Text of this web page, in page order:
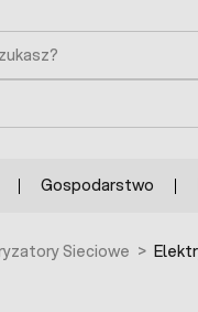
Gospodarstwo
Sieciowe >